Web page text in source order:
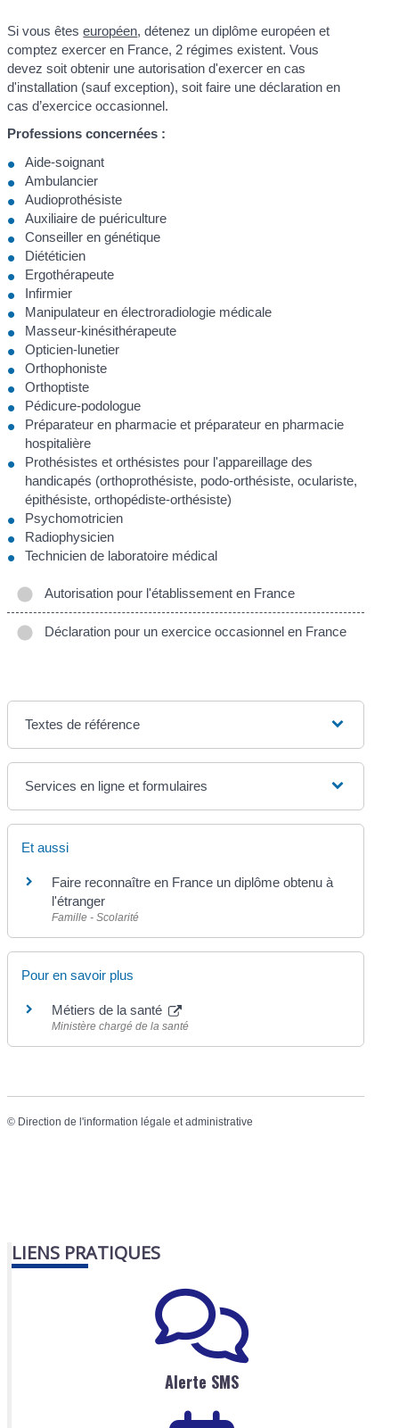
Si vous êteseuropéen, détenez un diplôme européen et
comptez exercer en France, 2 régimes existent. Vous
devez soit obtenir une autorisation d'exercer en cas
d'installation (sauf exception), soit faire une déclaration en
cas d’exercice occasionnel.
Professions concernées :
Aide-soignant
Ambulancier
Audioprothésiste
Auxiliaire de puériculture
Conseiller en génétique
Diététicien
Ergothérapeute
Infirmier
Manipulateur en électroradiologie médicale
Masseur-kinésithérapeute
Opticien-lunetier
Orthophoniste
Orthoptiste
Pédicure-podologue
Préparateur en pharmacie et préparateur en pharmacie
hospitalière
Prothésistes et orthésistes pour l'appareillage des
handicapés (orthoprothésiste, podo-orthésiste, oculariste,
épithésiste, orthopédiste-orthésiste)
Psychomotricien
Radiophysicien
Technicien de laboratoire médical
Autorisation pour l'établissement en France
Déclaration pour un exercice occasionnel en France
Textes de référence
Services en ligne et formulaires
Et aussi
Faire reconnaître en France un diplôme obtenu à
l'étranger
Famille - Scolarité
Pour en savoir plus
Métiers de la santé
Ministère chargé de la santé
© Direction de l'information légale et administrative
LIENS PRATIQUES
Alerte SMS